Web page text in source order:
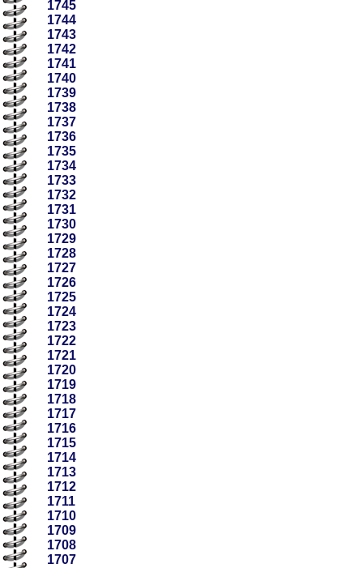
1745
1744
1743
1742
1741
1740
1739
1738
1737
1736
1735
1734
1733
1732
1731
1730
1729
1728
1727
1726
1725
1724
1723
1722
1721
1720
1719
1718
1717
1716
1715
1714
1713
1712
1711
1710
1709
1708
1707